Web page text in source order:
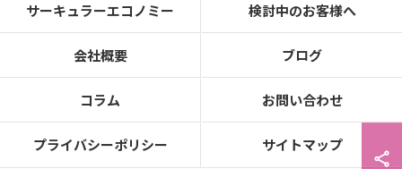
サーキュラーエコノミー 検討中のお客様へ
会社概要 ブログ
コラム お問い合わせ
プライバシーポリシー サイトマップ